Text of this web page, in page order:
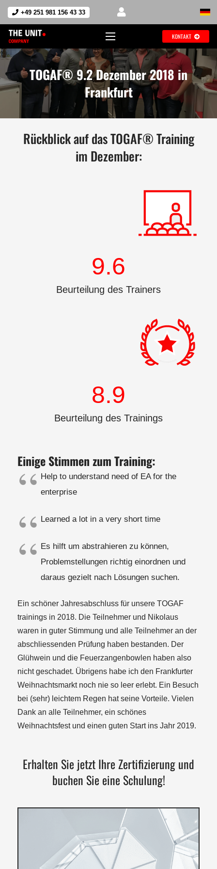
+49 251 981 156 43 33
KONTAKT
TOGAF® 9.2 Dezember 2018 in
Frankfurt
Rückblick auf das TOGAF® Training
im Dezember:
9.6
Beurteilung des Trainers
8.9
Beurteilung des Trainings
Einige Stimmen zum Training:
Help to understand need of EA for the
enterprise
Learned a lot in a very short time
Es hilft um abstrahieren zu können,
Problemstellungen richtig einordnen und
daraus gezielt nach Lösungen suchen.
Ein schöner Jahresabschluss für unsere TOGAF
trainings in 2018. Die Teilnehmer und Nikolaus
waren in guter Stimmung und alle Teilnehmer an der
abschliessenden Prüfung haben bestanden. Der
Glühwein und die Feuerzangenbowlen haben also
nicht geschadet. Übrigens habe ich den Frankfurter
Weihnachtsmarkt noch nie so leer erlebt. Ein Besuch
bei (sehr) leichtem Regen hat seine Vorteile. Vielen
Dank an alle Teilnehmer, ein schönes
Weihnachtsfest und einen guten Start ins Jahr 2019.
Erhalten Sie jetzt Ihre Zertifizierung und
buchen Sie eine Schulung!